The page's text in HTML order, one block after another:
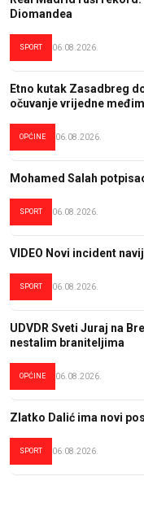
Diomandea
SPORT 06.08.2026.
Etno kutak Zasadbreg
očuvanje vrijedne
OPĆINE 06.08.2026.
Mohamed Salah
SPORT 06.08.2026.
VIDEO Novi incident
SPORT 06.08.2026.
UDVDR Sveti Juraj na
nestalim braniteljima
OPĆINE 06.08.2026.
Zlatko Dalić ima novi
SPORT 06.08.2026.